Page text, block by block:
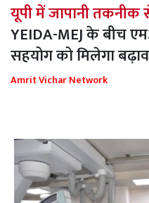
यूपी में जापानी
YEIDA-MEJ के बीच
सहयोग को मिलेगा
Amrit Vichar Network